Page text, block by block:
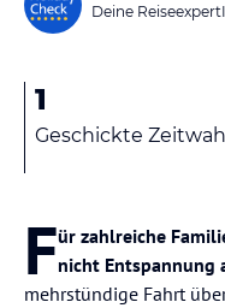
Deine
1
Geschickte Zeitwahl
Für zahlreiche
nicht Entspannung
mehrstündige Fahrt